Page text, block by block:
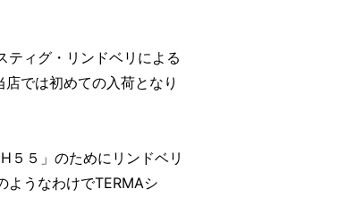
ティグ・リンドベリによる
では初めての入荷となり
５５」のためにリンドベリ
ようなわけでTERMAシ